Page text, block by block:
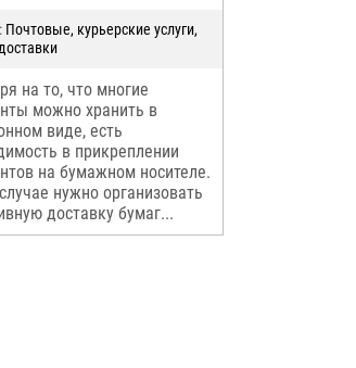
Почтовые, курьерские услуги,
на то, что многие
можно хранить в
виде, есть
в прикреплении
на бумажном носителе.
нужно организовать
доставку бумаг...